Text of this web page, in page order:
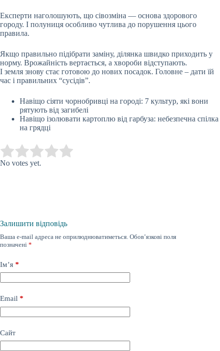
Експерти наголошують, що сівозміна — основа здорового
городу. І полуниця особливо чутлива до порушення цього
правила.
Якщо правильно підібрати заміну, ділянка швидко приходить у
норму. Врожайність вертається, а хвороби відступають.
І земля знову стає готовою до нових посадок. Головне – дати їй
час і правильних “сусідів”.
Навіщо сіяти чорнобривці на городі: 7 культур, які вони
рятують від загибелі
Навіщо ізолювати картоплю від гарбуза: небезпечна спілка
на грядці
Rate this item:
No votes yet.
Залишити відповідь
Ваша e-mail адреса не оприлюднюватиметься. Обов’язкові поля
позначені *
Ім’я *
Email *
Сайт